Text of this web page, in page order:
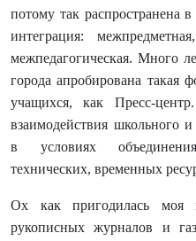
потому так распространена
интеграция:
межпедагогическая. Много
города апробирована такая
учащихся, как Пресс-
взаимодействия школьного
в условиях
технических, временных
Ох как пригодилась моя
рукописных журналов и